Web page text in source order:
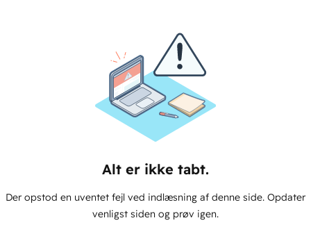
Alt er ikke tabt.
Der opstod en uventet fejl ved indlæsning af denne side. Opdater
venligst siden og prøv igen.